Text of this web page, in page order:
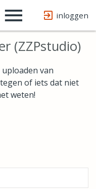
inloggen
(ZZPstudio)
van
of iets dat niet
weten!